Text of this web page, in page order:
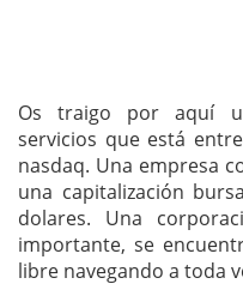
Os traigo por aquí
servicios que está
nasdaq. Una empresa
una capitalización
dolares. Una
importante, se
libre navegando a toda